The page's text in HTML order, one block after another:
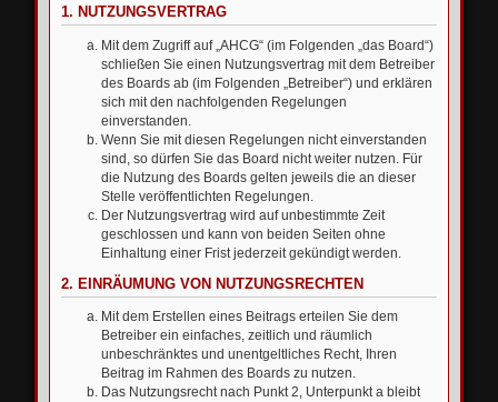
1. NUTZUNGSVERTRAG
Mit dem Zugriff auf „AHCG“ (im Folgenden „das Board“)
schließen Sie einen Nutzungsvertrag mit dem Betreiber
des Boards ab (im Folgenden „Betreiber“) und erklären
sich mit den nachfolgenden Regelungen
einverstanden.
Wenn Sie mit diesen Regelungen nicht einverstanden
sind, so dürfen Sie das Board nicht weiter nutzen. Für
die Nutzung des Boards gelten jeweils die an dieser
Stelle veröffentlichten Regelungen.
Der Nutzungsvertrag wird auf unbestimmte Zeit
geschlossen und kann von beiden Seiten ohne
Einhaltung einer Frist jederzeit gekündigt werden.
2. EINRÄUMUNG VON NUTZUNGSRECHTEN
Mit dem Erstellen eines Beitrags erteilen Sie dem
Betreiber ein einfaches, zeitlich und räumlich
unbeschränktes und unentgeltliches Recht, Ihren
Beitrag im Rahmen des Boards zu nutzen.
Das Nutzungsrecht nach Punkt 2, Unterpunkt a bleibt